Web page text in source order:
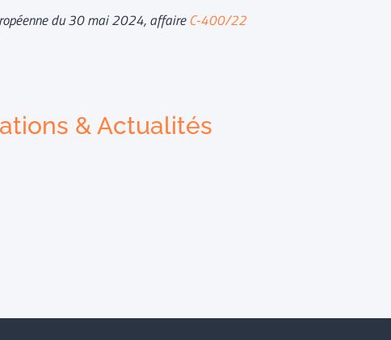
du 30 mai 2024, affaireC-400/22
& Actualités